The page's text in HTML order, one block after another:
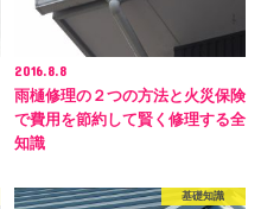
2016.8.8
雨樋修理の２つの方法と火災保険
で費用を節約して賢く修理する全
知識
基礎知識